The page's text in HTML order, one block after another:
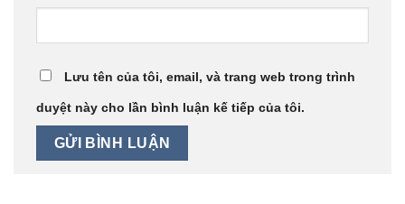
Lưu tên của tôi, email, và trang web trong trình
duyệt này cho lần bình luận kế tiếp của tôi.